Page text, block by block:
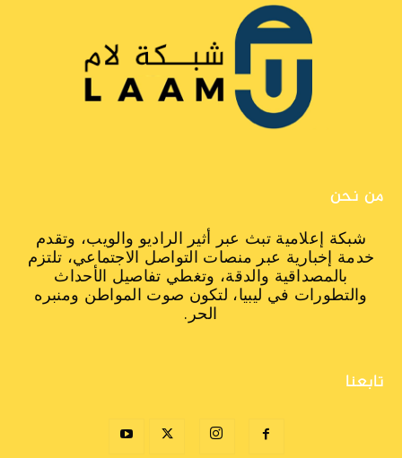
من نحن
شبكة إعلامية تبث عبر أثير الراديو والويب، وتقدم
خدمة إخبارية عبر منصات التواصل الاجتماعي، تلتزم
بالمصداقية والدقة، وتغطي تفاصيل الأحداث
والتطورات في ليبيا، لتكون صوت المواطن ومنبره
الحر.
تابعنا